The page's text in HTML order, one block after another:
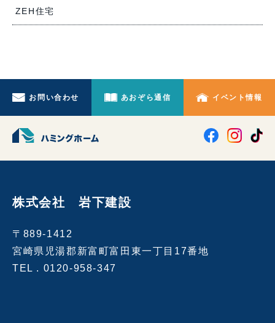
ZEH住宅
お問い合わせ あおぞら通信 イベント情報
株式会社 岩下建設
〒889-1412
宮崎県児湯郡新富町富田東一丁目17番地
TEL . 0120-958-347